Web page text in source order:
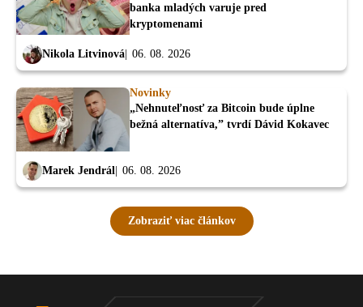
banka mladých varuje pred
kryptomenami
Nikola Litvinová 06. 08. 2026
Novinky
„Nehnuteľnosť za Bitcoin bude úplne
bežná alternatíva,” tvrdí Dávid Kokavec
Marek Jendrál 06. 08. 2026
Zobraziť viac článkov